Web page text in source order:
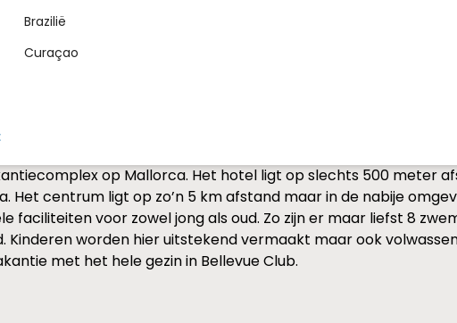
Brazilië
Curaçao
op Mallorca. Het hotel ligt op slechts 500 meter
Het centrum ligt op zo’n 5 km afstand maar in de nabije
faciliteiten voor zowel jong als oud. Zo zijn er maar liefst 8
Kinderen worden hier uitstekend vermaakt maar ook
met het hele gezin in Bellevue Club.